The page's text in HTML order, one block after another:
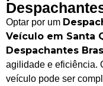
Optar por um
Veículo em Santa
Despachantes
agilidade e eficiência.
veículo pode ser